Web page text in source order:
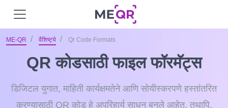
ME-QR वैशिष्ट्ये Qr Code Formats
QR कोडसाठी फाइल फॉरमॅट्स
डिजिटल युगात, माहिती कार्यक्षमतेने आणि सोयीस्करपणे हस्तांतरित
करण्यासाठी QR कोड हे अपरिहार्य साधन बनले आहेत. तथापि,